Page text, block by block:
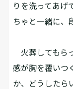
りを洗ってあげ
ちゃと一緒に、
火葬してもら
感が胸を覆いつ
か、どうしたら